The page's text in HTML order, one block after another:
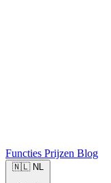
Functies Prijzen Blog
🇳🇱 NL